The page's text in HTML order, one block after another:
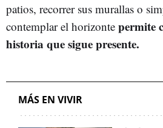
patios, recorrer sus murallas o
contemplar el horizonte permite
historia que sigue presente.
MÁS EN VIVIR